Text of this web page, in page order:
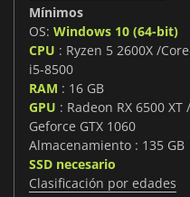
Mínimos
OS: Windows 10 (64-bit)
CPU : Ryzen 5 2600X /
i5-8500
RAM : 16 GB
GPU : Radeon RX 6500 XT /
Geforce GTX 1060
Almacenamiento : 135 GB
SSD necesario
Clasificación por edades